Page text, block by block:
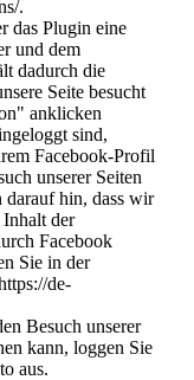
.
das Plugin eine
und dem
dadurch die
Seite besucht
anklicken
sind,
Facebook-Profil
unserer Seiten
hin, dass wir
der
Facebook
Sie in der
de-
Besuch unserer
kann, loggen Sie
aus.